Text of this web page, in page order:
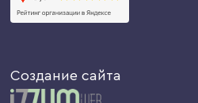
Создание сайта